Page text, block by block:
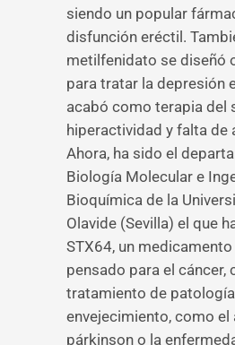
siendo un popular
disfunción eréctil.
metilfenidato se diseñó
para tratar la depresión
acabó como terapia del
hiperactividad y falta de
Ahora, ha sido el
Biología Molecular e
Bioquímica de la
Olavide (Sevilla) el que
STX64, un
pensado para el cáncer,
tratamiento de
envejecimiento, como el
párkinson o la